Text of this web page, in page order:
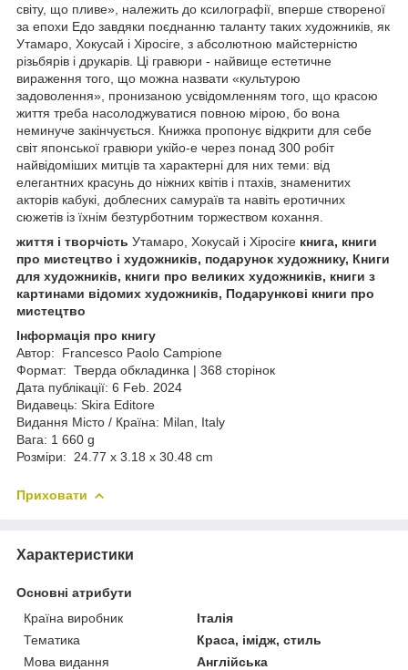
світу, що пливе», належить до ксилографії, вперше створеної
за епохи Едо завдяки поєднанню таланту таких художників, як
Утамаро, Хокусай і Хіросіге, з абсолютною майстерністю
різьбярів і друкарів. Ці гравюри - найвище естетичне
вираження того, що можна назвати «культурою
задоволення», пронизаною усвідомленням того, що красою
життя треба насолоджуватися повною мірою, бо вона
неминуче закінчується. Книжка пропонує відкрити для себе
світ японської гравюри укійо-е через понад 300 робіт
найвідоміших митців та характерні для них теми: від
елегантних красунь до ніжних квітів і птахів, знаменитих
акторів кабукі, доблесних самураїв та навіть еротичних
сюжетів із їхнім безтурботним торжеством кохання.
життя і творчість Утамаро, Хокусай і Хіросіге книга, книги
про мистецтво і художників, подарунок художнику, Книги
для художників, книги про великих художників, книги з
картинами відомих художників, Подарункові книги про
мистецтво
Інформація про книгу
Автор: Francesco Paolo Campione
Формат: Тверда обкладинка | 368 сторінок
Дата публікації: 6 Feb. 2024
Видавець: Skira Editore
Видання Місто / Країна: Milan, Italy
Вага: 1 660 g
Розміри: 24.77 x 3.18 x 30.48 cm
Приховати
Характеристики
Основні атрибути
Країна виробник
Італія
Тематика
Краса, імідж, стиль
Мова видання
Англійська